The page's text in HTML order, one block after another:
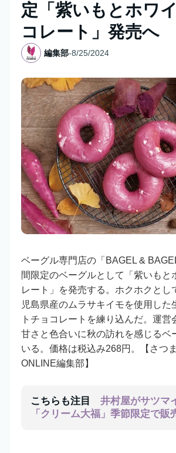
定「紫いもとホワ
コレート」発売へ
編集部-8/25/2024
ベーグル専門店の「BAGEL &
間限定のベーグルとして「紫いもと
レート」を発売する。ホクホクとし
児島県産のムラサキイモを使用した
トチョコレートを練り込んだ。運営
甘さと色合いに秋の訪れを感じるベ
いる。価格は税込み268円。【さつ
ONLINE編集部】
こちらも注目 井村屋がサツマ
「クリーム大福」季節限定で販